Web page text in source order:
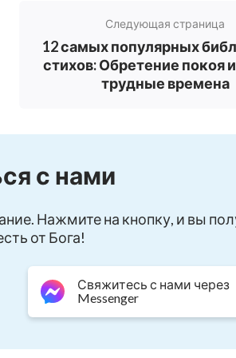
Божье полностью
жизнь?
нашего сайта, и давайте
нуждаться:»
который может принести
- любящий и добрый
Следующая страница
12 самых популярных
стихов: Обретение покоя
трудные времена
с нами
Нажмите на кнопку, и вы
от Бога!
Свяжитесь с нами через
Messenger